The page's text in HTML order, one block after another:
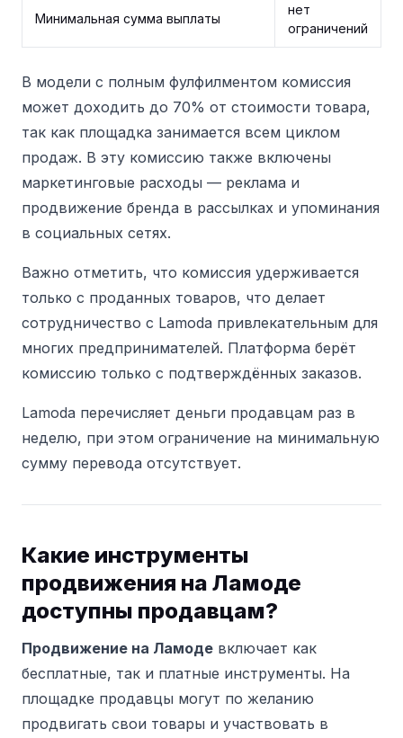
Минимальная сумма выплаты
нет
ограничений
В модели с полным фулфилментом комиссия
может доходить до 70% от стоимости товара,
так как площадка занимается всем циклом
продаж. В эту комиссию также включены
маркетинговые расходы — реклама и
продвижение бренда в рассылках и упоминания
в социальных сетях.
Важно отметить, что комиссия удерживается
только с проданных товаров, что делает
сотрудничество с Lamoda привлекательным для
многих предпринимателей. Платформа берёт
комиссию только с подтверждённых заказов.
Lamoda перечисляет деньги продавцам раз в
неделю, при этом ограничение на минимальную
сумму перевода отсутствует.
Какие инструменты
продвижения на Ламоде
доступны продавцам?
Продвижение на Ламоде включает как
бесплатные, так и платные инструменты. На
площадке продавцы могут по желанию
продвигать свои товары и участвовать в